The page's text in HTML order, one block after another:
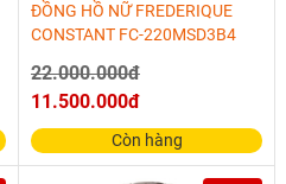
ĐỒNG HỒ NỮ FREDERIQUE
CONSTANT FC-220MSD3B4
22.000.000đ
11.500.000đ
Còn hàng